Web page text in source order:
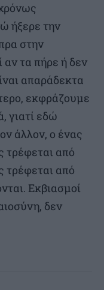
ήξερε την
στην
αν τα πήρε ή δεν
απαράδεκτα
εκφράζουμε
γιατί εδώ
άλλον, ο ένας
τρέφεται από
από
Εκβιασμοί
δεν